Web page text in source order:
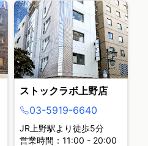
ストックラボ上野店
03-5919-6640
JR上野駅より徒歩5分
営業時間：11:00 - 20:00